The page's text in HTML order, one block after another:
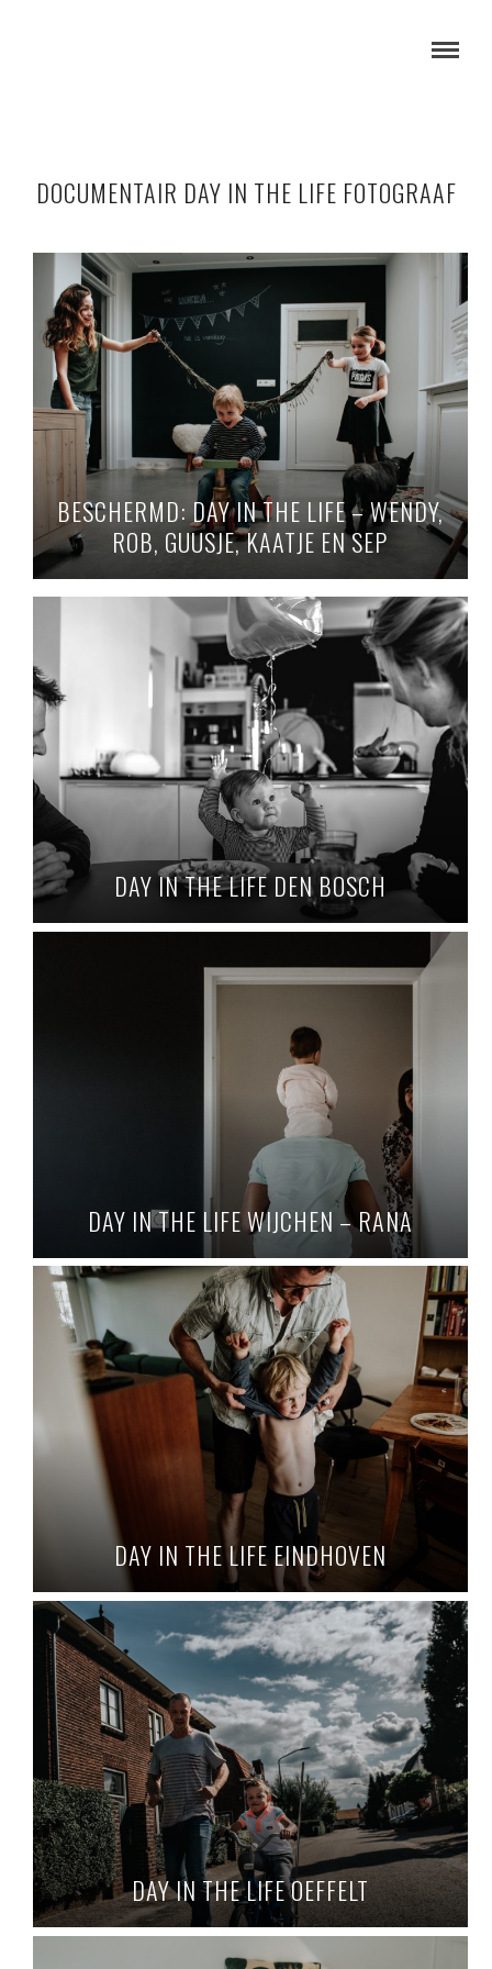
DOCUMENTAIR DAY IN THE LIFE FOTOGRAAF
BESCHERMD: DAY IN THE LIFE – WENDY,
ROB, GUUSJE, KAATJE EN SEP
DAY IN THE LIFE DEN BOSCH
DAY IN THE LIFE WIJCHEN – RANA
DAY IN THE LIFE EINDHOVEN
DAY IN THE LIFE OEFFELT